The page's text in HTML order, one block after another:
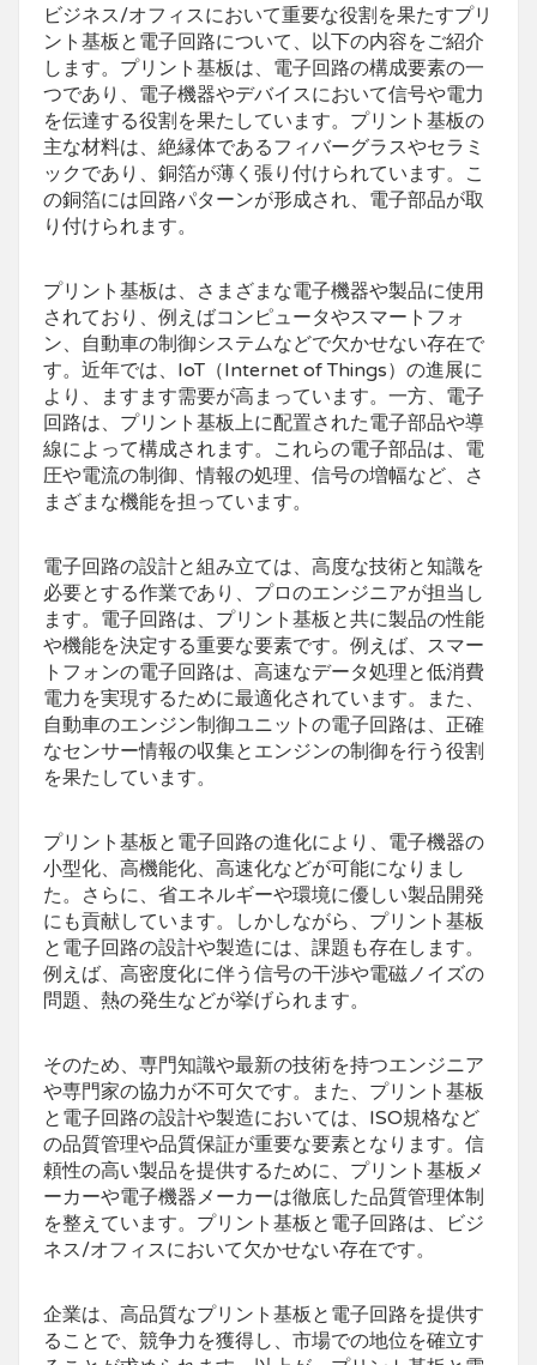
ビジネス/オフィスにおいて重要な役割を果たすプリ
ント基板と電子回路について、以下の内容をご紹介
します。 プリント基板は、電子回路の構成要素の一
つであり、電子機器やデバイスにおいて信号や電力
を伝達する役割を果たしています。プリント基板の
主な材料は、絶縁体であるフィバーグラスやセラミ
ックであり、銅箔が薄く張り付けられています。こ
の銅箔には回路パターンが形成され、電子部品が取
り付けられます。
プリント基板は、さまざまな電子機器や製品に使用
されており、例えばコンピュータやスマートフォ
ン、自動車の制御システムなどで欠かせない存在で
す。近年では、IoT（Internet of Things）の進展に
より、ますます需要が高まっています。一方、電子
回路は、プリント基板上に配置された電子部品や導
線によって構成されます。これらの電子部品は、電
圧や電流の制御、情報の処理、信号の増幅など、さ
まざまな機能を担っています。
電子回路の設計と組み立ては、高度な技術と知識を
必要とする作業であり、プロのエンジニアが担当し
ます。電子回路は、プリント基板と共に製品の性能
や機能を決定する重要な要素です。例えば、スマー
トフォンの電子回路は、高速なデータ処理と低消費
電力を実現するために最適化されています。また、
自動車のエンジン制御ユニットの電子回路は、正確
なセンサー情報の収集とエンジンの制御を行う役割
を果たしています。
プリント基板と電子回路の進化により、電子機器の
小型化、高機能化、高速化などが可能になりまし
た。さらに、省エネルギーや環境に優しい製品開発
にも貢献しています。しかしながら、プリント基板
と電子回路の設計や製造には、課題も存在します。
例えば、高密度化に伴う信号の干渉や電磁ノイズの
問題、熱の発生などが挙げられます。
そのため、専門知識や最新の技術を持つエンジニア
や専門家の協力が不可欠です。また、プリント基板
と電子回路の設計や製造においては、ISO規格など
の品質管理や品質保証が重要な要素となります。信
頼性の高い製品を提供するために、プリント基板メ
ーカーや電子機器メーカーは徹底した品質管理体制
を整えています。プリント基板と電子回路は、ビジ
ネス/オフィスにおいて欠かせない存在です。
企業は、高品質なプリント基板と電子回路を提供す
ることで、競争力を獲得し、市場での地位を確立す